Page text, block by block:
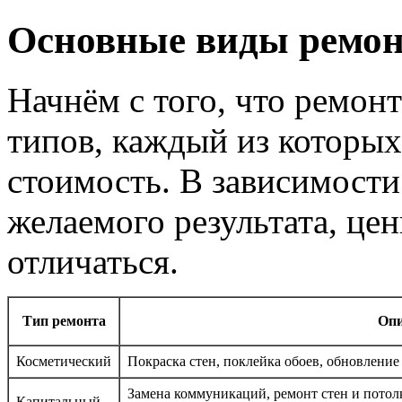
Основные виды
Начнём с того, что
типов, каждый из
стоимость. В
желаемого результата,
отличаться.
Тип ремонта
Косметический Покраска стен, поклейка обоев,
Замена коммуникаций, ремонт стен и